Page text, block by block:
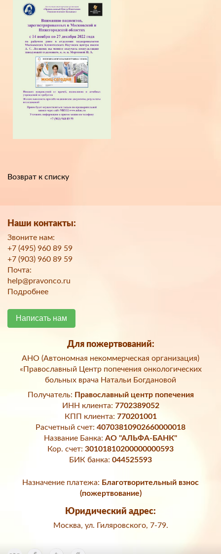
Возврат к списку
Наши контакты:
Звоните нам:
+7 (495) 960 89 59
+7 (903) 960 89 59
Почта:
help@pravonco.ru
Подробнее
Написать нам
Для пожертвований:
АНО (Автономная некоммерческая организация)
«Православный Центр попечения онкологических
больных врача Натальи Богдановой
Получатель: Православный центр попечения
ИНН клиента: 7702389052
КПП клиента: 770201001
Расчетный счет: 40703810902660000018
Название Банка: АО "АЛЬФА-БАНК"
Кор. счет: 30101810200000000593
БИК банка: 044525593
Назначение платежа: Благотворительный взнос
(пожертвование)
Юридический адрес:
Москва, ул. Гиляровского, 7-79.